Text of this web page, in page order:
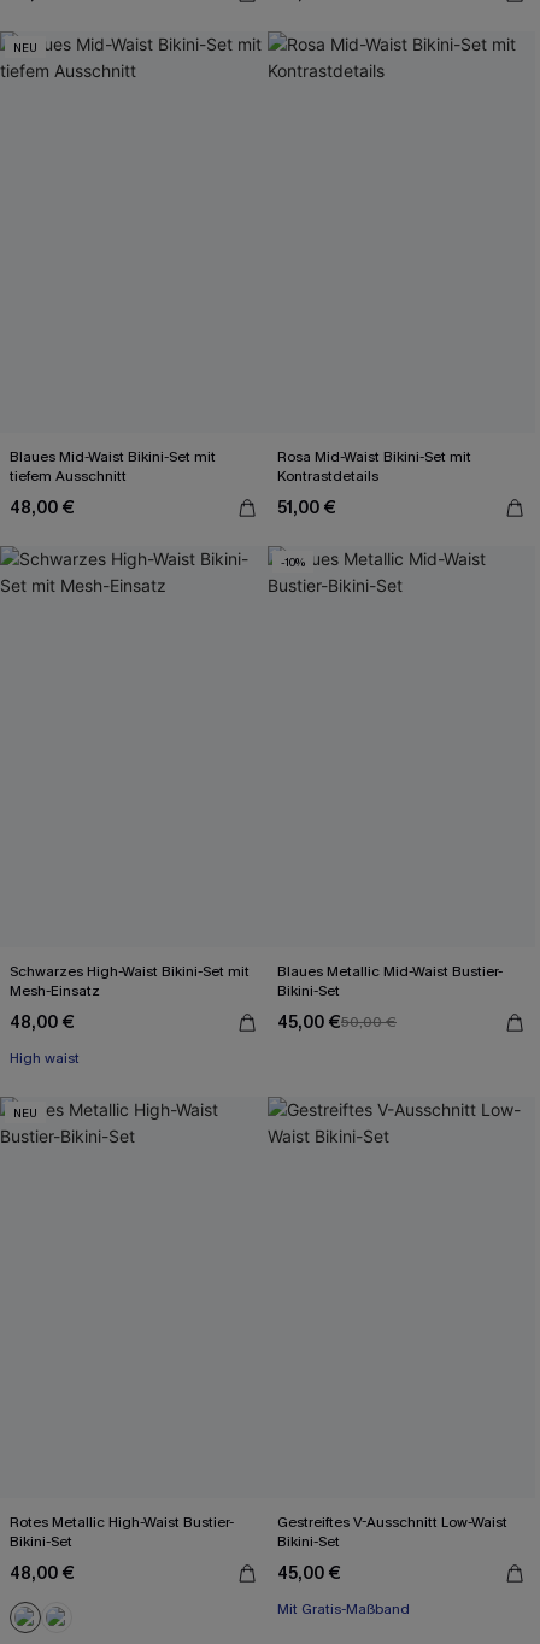
NEU
Blaues Mid-Waist Bikini-Set mit
tiefem Ausschnitt
48,00 €
Rosa Mid-Waist Bikini-Set mit
Kontrastdetails
51,00 €
Schwarzes High-Waist Bikini-Set mit
Mesh-Einsatz
48,00 €
High waist
-10%
Blaues Metallic Mid-Waist Bustier-
Bikini-Set
45,00 €50,00 €
NEU
Rotes Metallic High-Waist Bustier-
Bikini-Set
48,00 €
Gestreiftes V-Ausschnitt Low-Waist
Bikini-Set
45,00 €
Mit Gratis-Maßband